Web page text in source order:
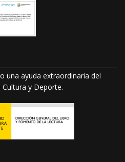
una ayuda extraordinaria del
y Deporte.